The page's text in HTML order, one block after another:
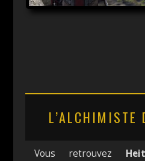
L’ALCHIMISTE
Vous retrouvez